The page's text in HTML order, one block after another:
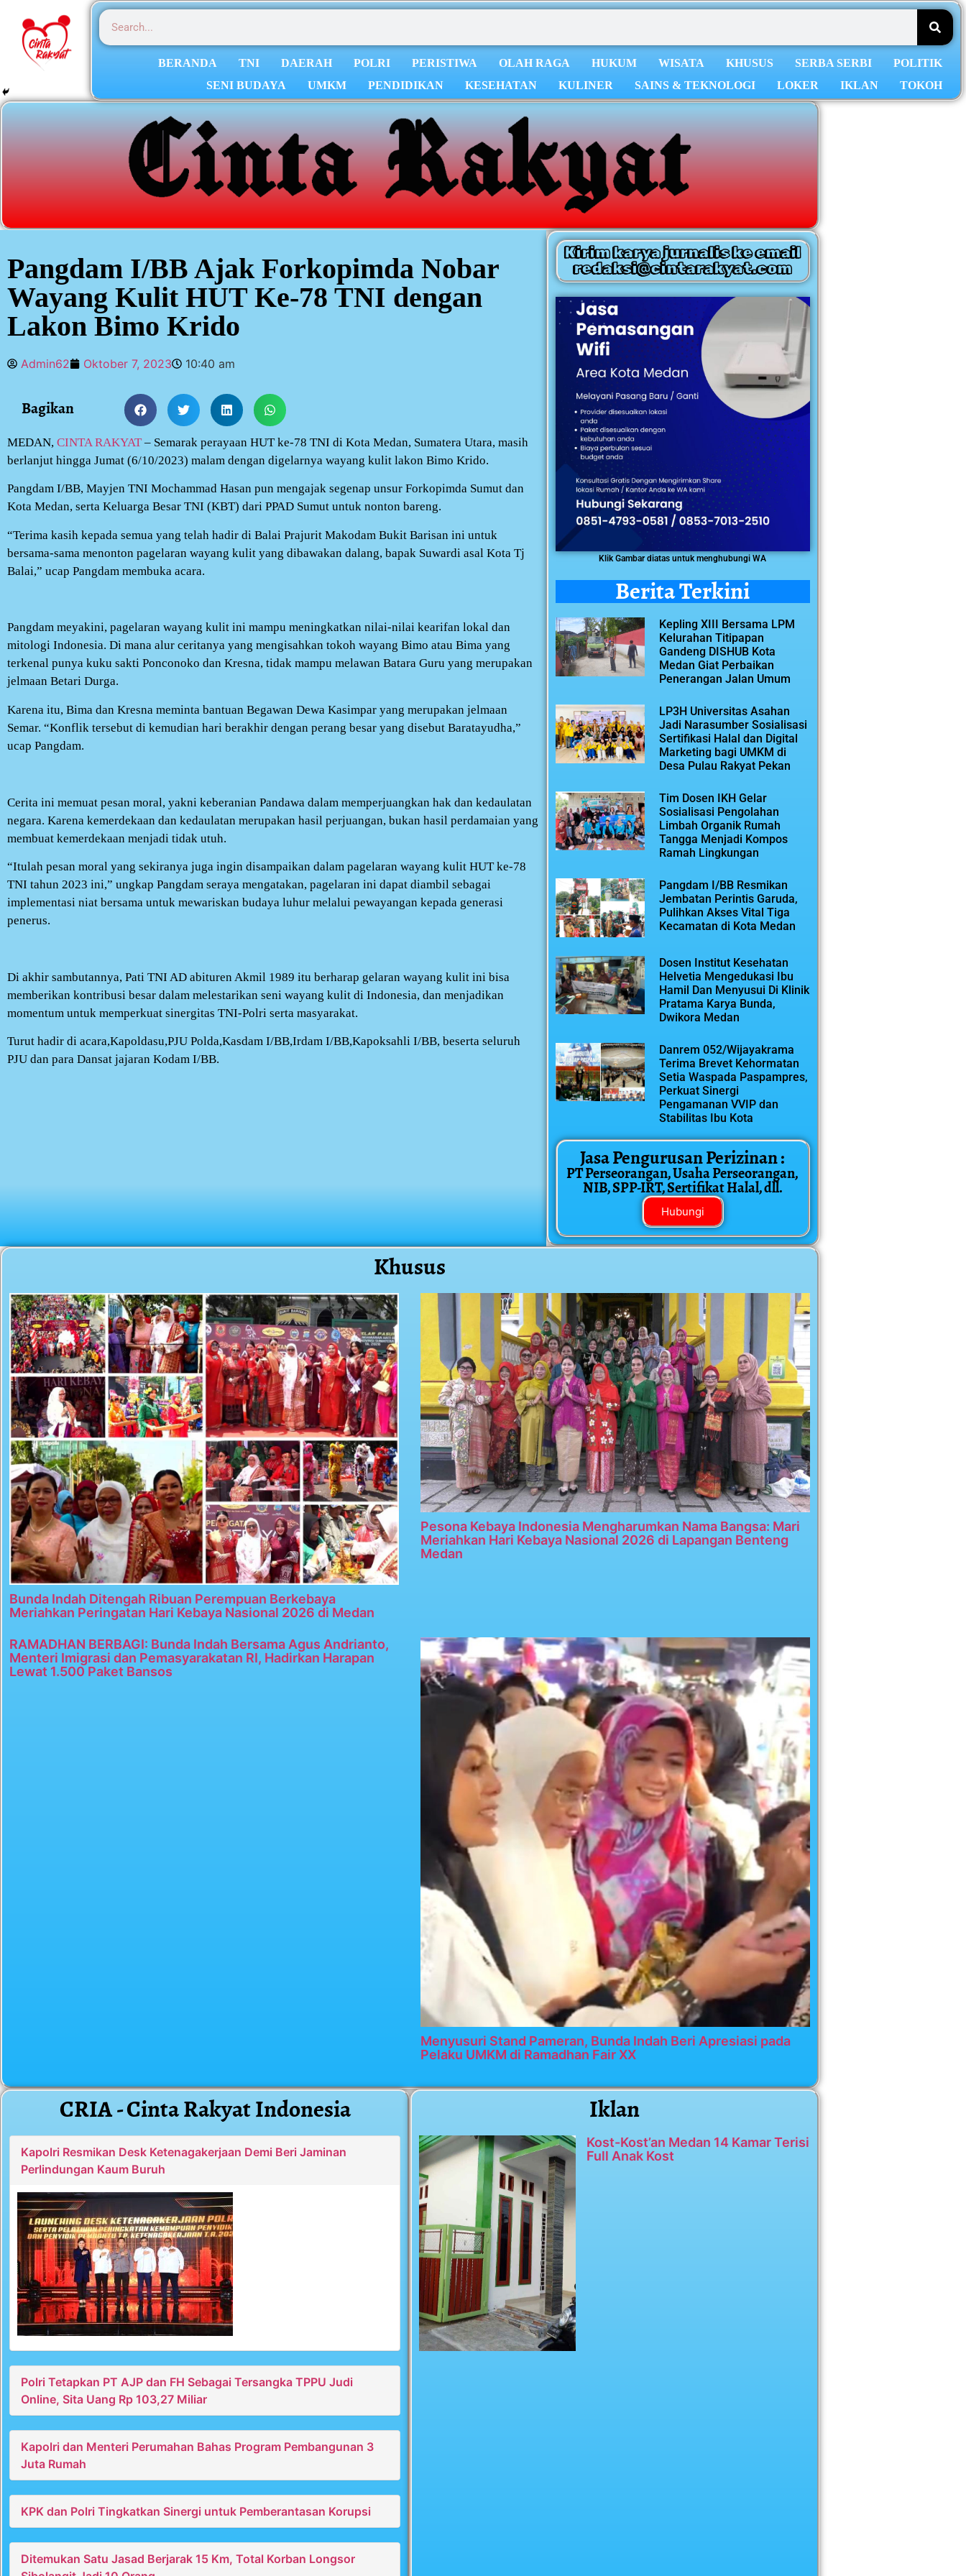
BERANDA TNI DAERAH POLRI PERISTIWA OLAH RAGA HUKUM WISATA KHUSUS SERBA SERBI
POLITIK
SENI BUDAYA
UMKM PENDIDIKAN KESEHATAN KULINER SAINS & TEKNOLOGI LOKER IKLAN TOKOH
Pangdam I/BB Ajak Forkopimda Nobar
Wayang Kulit HUT Ke-78 TNI dengan
Lakon Bimo Krido
Admin62 Oktober 7, 2023 10:40 am
Bagikan
MEDAN, CINTA RAKYAT – Semarak perayaan HUT ke-78 TNI di Kota Medan, Sumatera Utara, masih
berlanjut hingga Jumat (6/10/2023) malam dengan digelarnya wayang kulit lakon Bimo Krido.
Pangdam I/BB, Mayjen TNI Mochammad Hasan pun mengajak segenap unsur Forkopimda Sumut dan
Kota Medan, serta Keluarga Besar TNI (KBT) dari PPAD Sumut untuk nonton bareng.
“Terima kasih kepada semua yang telah hadir di Balai Prajurit Makodam Bukit Barisan ini untuk
bersama-sama menonton pagelaran wayang kulit yang dibawakan dalang, bapak Suwardi asal Kota Tj
Balai,” ucap Pangdam membuka acara.
Pangdam meyakini, pagelaran wayang kulit ini mampu meningkatkan nilai-nilai kearifan lokal dan
mitologi Indonesia. Di mana alur ceritanya yang mengisahkan tokoh wayang Bimo atau Bima yang
terkenal punya kuku sakti Ponconoko dan Kresna, tidak mampu melawan Batara Guru yang merupakan
jelmaan Betari Durga.
Karena itu, Bima dan Kresna meminta bantuan Begawan Dewa Kasimpar yang merupakan jelmaan
Semar. “Konflik tersebut di kemudian hari berakhir dengan perang besar yang disebut Baratayudha,”
ucap Pangdam.
Cerita ini memuat pesan moral, yakni keberanian Pandawa dalam memperjuangkan hak dan kedaulatan
negara. Karena kemerdekaan dan kedaulatan merupakan hasil perjuangan, bukan hasil perdamaian yang
membuat kemerdekaan menjadi tidak utuh.
“Itulah pesan moral yang sekiranya juga ingin disampaikan dalam pagelaran wayang kulit HUT ke-78
TNI tahun 2023 ini,” ungkap Pangdam seraya mengatakan, pagelaran ini dapat diambil sebagai
implementasi niat bersama untuk mewariskan budaya luhur melalui pewayangan kepada generasi
penerus.
Di akhir sambutannya, Pati TNI AD abituren Akmil 1989 itu berharap gelaran wayang kulit ini bisa
memberikan kontribusi besar dalam melestarikan seni wayang kulit di Indonesia, dan menjadikan
momentum untuk memperkuat sinergitas TNI-Polri serta masyarakat.
Turut hadir di acara,Kapoldasu,PJU Polda,Kasdam I/BB,Irdam I/BB,Kapoksahli I/BB, beserta seluruh
PJU dan para Dansat jajaran Kodam I/BB.
Kirim karya jurnalis ke email
redaksi@cintarakyat.com
Klik Gambar diatas untuk menghubungi WA
Berita Terkini
Kepling XIII Bersama LPM
Kelurahan Titipapan
Gandeng DISHUB Kota
Medan Giat Perbaikan
Penerangan Jalan Umum
LP3H Universitas Asahan
Jadi Narasumber Sosialisasi
Sertifikasi Halal dan Digital
Marketing bagi UMKM di
Desa Pulau Rakyat Pekan
Tim Dosen IKH Gelar
Sosialisasi Pengolahan
Limbah Organik Rumah
Tangga Menjadi Kompos
Ramah Lingkungan
Pangdam I/BB Resmikan
Jembatan Perintis Garuda,
Pulihkan Akses Vital Tiga
Kecamatan di Kota Medan
Dosen Institut Kesehatan
Helvetia Mengedukasi Ibu
Hamil Dan Menyusui Di Klinik
Pratama Karya Bunda,
Dwikora Medan
Danrem 052/Wijayakrama
Terima Brevet Kehormatan
Setia Waspada Paspampres,
Perkuat Sinergi
Pengamanan VVIP dan
Stabilitas Ibu Kota
Jasa Pengurusan Perizinan :
PT Perseorangan, Usaha Perseorangan,
NIB, SPP-IRT, Sertifikat Halal, dll.
Hubungi
Khusus
Bunda Indah Ditengah Ribuan Perempuan Berkebaya
Meriahkan Peringatan Hari Kebaya Nasional 2026 di Medan
Pesona Kebaya Indonesia Mengharumkan Nama Bangsa: Mari
Meriahkan Hari Kebaya Nasional 2026 di Lapangan Benteng
Medan
RAMADHAN BERBAGI: Bunda Indah Bersama Agus Andrianto,
Menteri Imigrasi dan Pemasyarakatan RI, Hadirkan Harapan
Lewat 1.500 Paket Bansos
Menyusuri Stand Pameran, Bunda Indah Beri Apresiasi pada
Pelaku UMKM di Ramadhan Fair XX
CRIA - Cinta Rakyat Indonesia
Kapolri Resmikan Desk Ketenagakerjaan Demi Beri Jaminan
Perlindungan Kaum Buruh
Polri Tetapkan PT AJP dan FH Sebagai Tersangka TPPU Judi
Online, Sita Uang Rp 103,27 Miliar
Kapolri dan Menteri Perumahan Bahas Program Pembangunan 3
Juta Rumah
KPK dan Polri Tingkatkan Sinergi untuk Pemberantasan Korupsi
Ditemukan Satu Jasad Berjarak 15 Km, Total Korban Longsor
Iklan
Kost-Kost’an Medan 14 Kamar Terisi
Full Anak Kost